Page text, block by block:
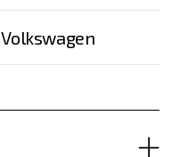
Volkswagen